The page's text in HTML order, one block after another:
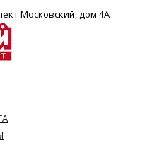
Московский, дом 4А